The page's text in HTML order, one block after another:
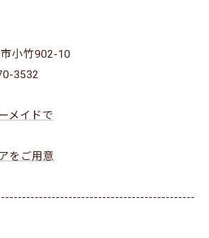
小竹902-10
3532
メイドで
をご用意